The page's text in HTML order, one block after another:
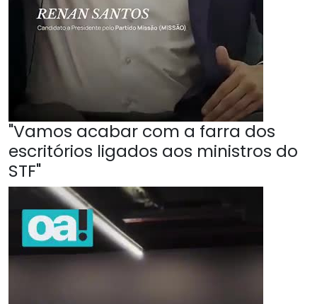
"Vamos acabar com a farra dos
escritórios ligados aos ministros do
STF"